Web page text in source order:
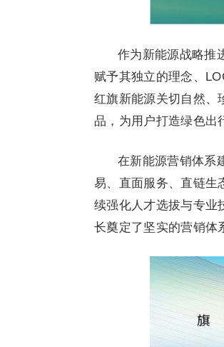
作为新能源战略推
赋予其独立的理念、
红旗新能源关切自然、
品，为用户打造绿色出
在新能源营销体系
易、直面服务、直链生
续强化人才选拔与专业
长奠定了坚实的营销体